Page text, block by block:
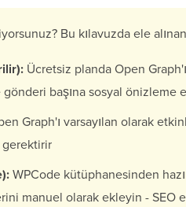
Bu kılavuzda ele
Ücretsiz planda Open
başına sosyal önizleme
Graph'ı varsayılan olarak
gerektirir
WPCode kütüphanesinden
manuel olarak ekleyin - SEO